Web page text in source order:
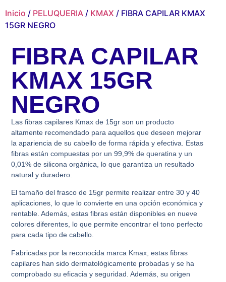
Inicio / PELUQUERIA / KMAX / FIBRA CAPILAR KMAX
15GR NEGRO
FIBRA CAPILAR
KMAX 15GR
NEGRO
Las fibras capilares Kmax de 15gr son un producto
altamente recomendado para aquellos que deseen mejorar
la apariencia de su cabello de forma rápida y efectiva. Estas
fibras están compuestas por un 99,9% de queratina y un
0,01% de silicona orgánica, lo que garantiza un resultado
natural y duradero.
El tamaño del frasco de 15gr permite realizar entre 30 y 40
aplicaciones, lo que lo convierte en una opción económica y
rentable. Además, estas fibras están disponibles en nueve
colores diferentes, lo que permite encontrar el tono perfecto
para cada tipo de cabello.
Fabricadas por la reconocida marca Kmax, estas fibras
capilares han sido dermatológicamente probadas y se ha
comprobado su eficacia y seguridad. Además, su origen